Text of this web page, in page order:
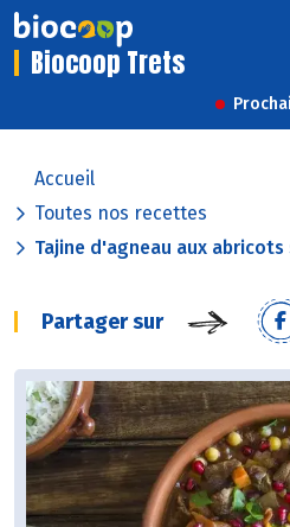
Biocoop Trets
Accueil
Toutes nos recettes
Tajine d'agneau aux abricots
Partager sur